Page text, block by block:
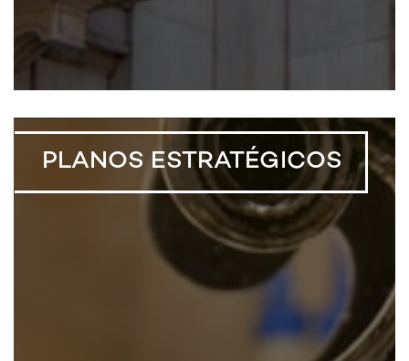
PLANOS ESTRATÉGICOS